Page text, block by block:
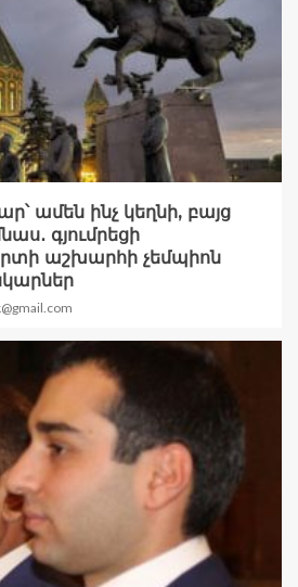
ամեն ինչ կեղնի, բայց
գյումրեցի
աշխարհի չեմպիոն